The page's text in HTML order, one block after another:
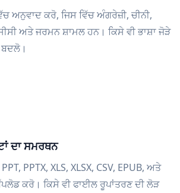
ਅਨੁਵਾਦ ਕਰੋ, ਜਿਸ ਵਿੱਚ ਅੰਗਰੇਜ਼ੀ, ਚੀਨੀ,
ਅਤੇ ਜਰਮਨ ਸ਼ਾਮਲ ਹਨ। ਕਿਸੇ ਵੀ ਭਾਸ਼ਾ ਜੋੜੇ
ਦਾ ਸਮਰਥਨ
PPTX, XLS, XLSX, CSV, EPUB, ਅਤੇ
ਕਰੋ। ਕਿਸੇ ਵੀ ਫਾਈਲ ਰੂਪਾਂਤਰਣ ਦੀ ਲੋੜ